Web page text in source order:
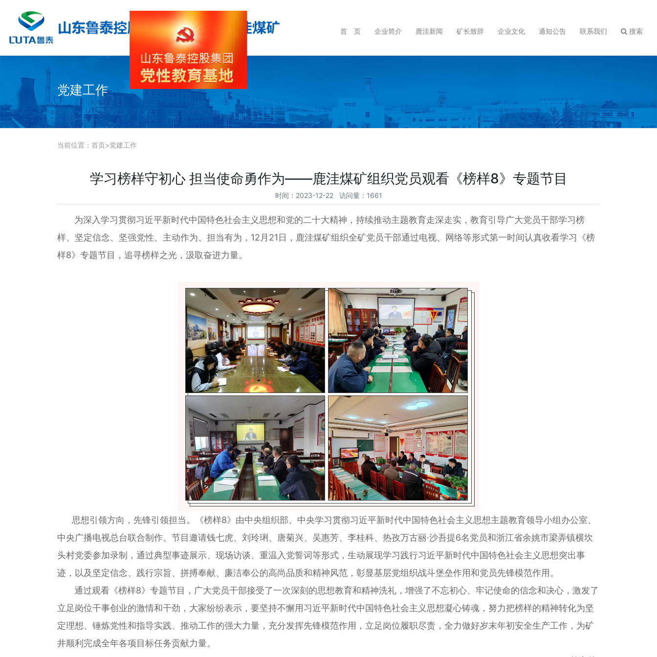
首 页 企业简介 鹿洼新闻 矿长致辞 企业文化 通知公告 联系我们 搜索
党建工作
当前位置： 首页>党建工作
学习榜样守初心 担当使命勇作为——鹿洼煤矿组织党员观看《榜样8》专题节目
时间：2023-12-22 访问量：1661
为深入学习贯彻习近平新时代中国特色社会主义思想和党的二十大精神，持续推动主题教育走深走实，教育引导广大党员干部学习榜
样、坚定信念、坚强党性、主动作为、担当有为，12月21日，鹿洼煤矿组织全矿党员干部通过电视、网络等形式第一时间认真收看学习《榜
样8》专题节目，追寻榜样之光，汲取奋进力量。
思想引领方向，先锋引领担当。《榜样8》由中央组织部、中央学习贯彻习近平新时代中国特色社会主义思想主题教育领导小组办公室、
中央广播电视总台联合制作。节目邀请钱七虎、刘玲琍、唐菊兴、吴惠芳、李桂科、热孜万古丽·沙吾提6名党员和浙江省余姚市梁弄镇横坎
头村党委参加录制，通过典型事迹展示、现场访谈、重温入党誓词等形式，生动展现学习践行习近平新时代中国特色社会主义思想突出事
迹，以及坚定信念、践行宗旨、拼搏奉献、廉洁奉公的高尚品质和精神风范，彰显基层党组织战斗堡垒作用和党员先锋模范作用。
通过观看《榜样8》专题节目，广大党员干部接受了一次深刻的思想教育和精神洗礼，增强了不忘初心、牢记使命的信念和决心，激发了
立足岗位干事创业的激情和干劲，大家纷纷表示，要坚持不懈用习近平新时代中国特色社会主义思想凝心铸魂，努力把榜样的精神转化为坚
定理想、锤炼党性和指导实践、推动工作的强大力量，充分发挥先锋模范作用，立足岗位履职尽责，全力做好岁末年初安全生产工作，为矿
井顺利完成全年各项目标任务贡献力量。